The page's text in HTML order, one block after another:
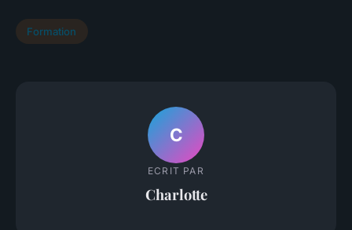
Formation
C
ECRIT PAR
Charlotte